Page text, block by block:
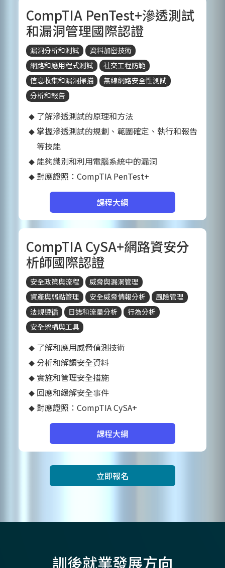
CompTIA PenTest+滲透測試
和漏洞管理國際認證
漏洞分析和測試
資料加密技術
網路和應用程式測試
社交工程防範
信息收集和漏洞掃描
無線網路安全性測試
分析和報告
了解滲透測試的原理和方法
掌握滲透測試的規劃、範圍確定、執行和報告
等技能
能夠識別和利用電腦系統中的漏洞
對應證照：CompTIA PenTest+
課程大綱
CompTIA CySA+網路資安分
析師國際認證
安全政策與流程
威脅與漏洞管理
資產與弱點管理
安全威脅情報分析
風險管理
法規遵循
日誌和流量分析
行為分析
安全架構與工具
了解和應用威脅偵測技術
分析和解讀安全資料
實施和管理安全措施
回應和緩解安全事件
對應證照：CompTIA CySA+
課程大綱
立即報名
訓後就業發展方向